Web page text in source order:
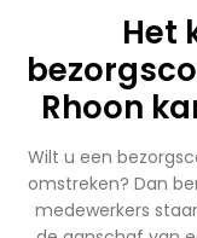
Het
Rhoon
Wilt u een
omstreken? Dan
medewerkers